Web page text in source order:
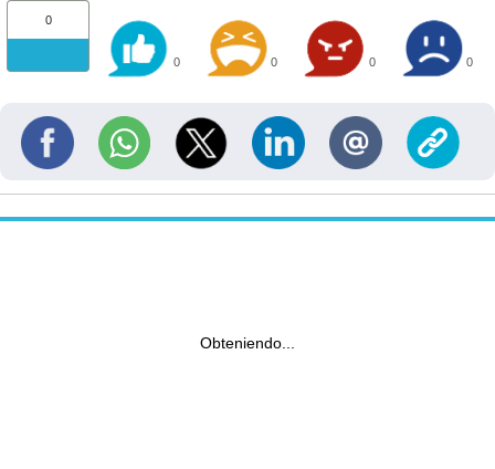
0
0 0 0 0
Obteniendo...